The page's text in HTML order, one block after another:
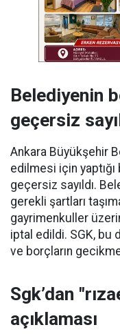
Belediyenin
geçersiz
Ankara Büyükşehir
edilmesi için
geçersiz sayıldı.
gerekli şartları
gayrimenkuller
iptal edildi. SGK, bu
ve borçların
Sgk’dan
açıklaması